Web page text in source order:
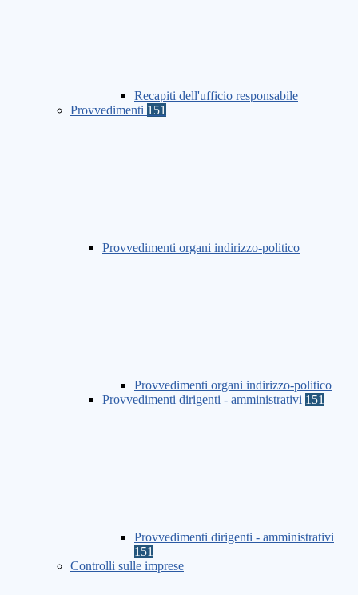
Recapiti dell'ufficio responsabile
Provvedimenti 151
Provvedimenti organi indirizzo-politico
Provvedimenti organi indirizzo-politico
Provvedimenti dirigenti - amministrativi 151
Provvedimenti dirigenti - amministrativi
151
Controlli sulle imprese